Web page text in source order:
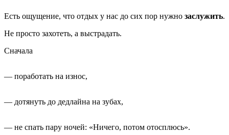
Есть ощущение, что отдых у нас до сих пор нужно заслужить.
Не просто захотеть, а выстрадать.
Сначала
— поработать на износ,
— дотянуть до дедлайна на зубах,
— не спать пару ночей: «Ничего, потом отосплюсь».